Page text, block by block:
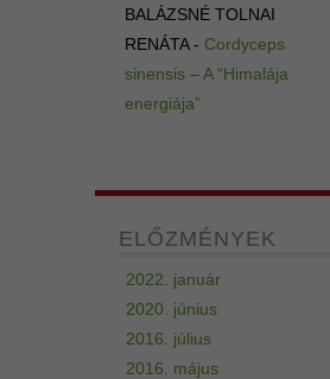
BALÁZSNÉ TOLNAI
RENÁTA- Cordyceps
sinensis – A “Himalája
energiája”
ELŐZMÉNYEK
2022. január
2020. június
2016. július
2016. május